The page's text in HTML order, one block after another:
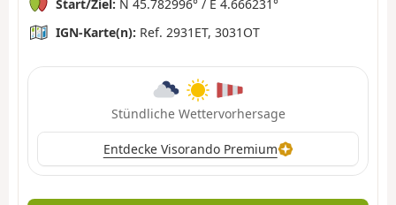
Start/Ziel: N 45.782996° / E 4.666231°
IGN-Karte(n): Ref. 2931ET, 3031OT
Stündliche Wettervorhersage
Entdecke Visorando Premium